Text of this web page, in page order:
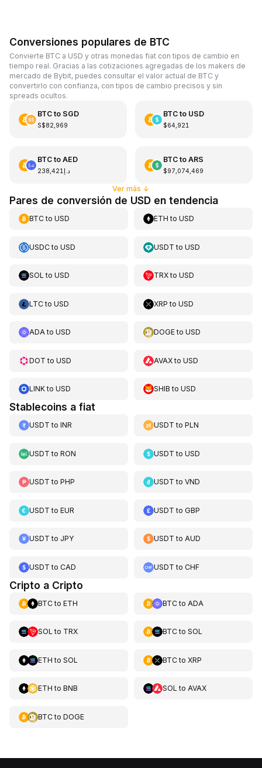
Conversiones populares de BTC
Convierte BTC a USD y otras monedas fiat con tipos de cambio en
tiempo real. Gracias a las cotizaciones agregadas de los makers de
mercado de Bybit, puedes consultar el valor actual de BTC y
convertirlo con confianza, con tipos de cambio precisos y sin
spreads ocultos.
BTCto SGD
S$82,969
BTCto USD
$64,921
BTCto AED
د.إ238,421
BTCto ARS
$97,074,469
Ver más ↓
Pares de conversión de USD en tendencia
BTCto USD ETH toUSD
USDCto USD USDT toUSD
SOL to USD TRXtoUSD
LTCto USD XRP toUSD
ADAto USD DOGEtoUSD
DOT to USD AVAXtoUSD
LINKto USD SHIB toUSD
Stablecoins a fiat
USDT to INR USDT toPLN
USDT to RON USDT toUSD
USDT to PHP USDT toVND
USDT to EUR USDT toGBP
USDT to JPY USDT toAUD
USDT to CAD USDT toCHF
Cripto a Cripto
BTCto ETH BTCto ADA
SOL to TRX BTCto SOL
ETH to SOL BTCto XRP
ETH to BNB SOL to AVAX
BTCto DOGE